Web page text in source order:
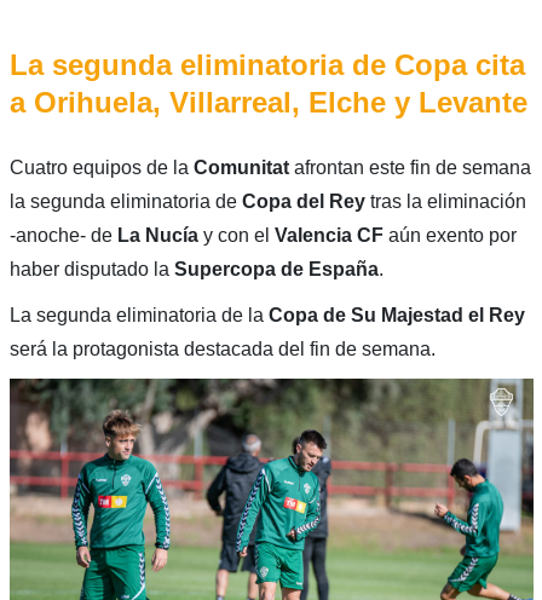
La segunda eliminatoria de Copa cita
a Orihuela, Villarreal, Elche y Levante
Cuatro equipos de la Comunitatafrontan este fin de semana
la segunda eliminatoria de Copa del Reytras la eliminación
-anoche- de La Nucíay con el Valencia CFaún exento por
haber disputado la Supercopa de España.
La segunda eliminatoria de la Copa de Su Majestad el Rey
será la protagonista destacada del fin de semana.